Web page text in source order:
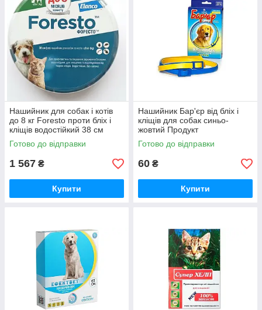
Нашийник для собак і котів
до 8 кг Foresto проти бліх і
кліщів водостійкий 38 см
Elanco
Готово до відправки
1 567 ₴
Купити
Нашийник Бар'єр від бліх і
кліщів для собак синьо-
жовтий Продукт
Готово до відправки
60 ₴
Купити